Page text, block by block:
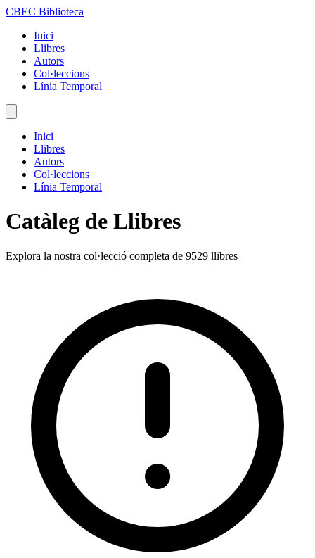
CBEC Biblioteca
Inici
Llibres
Autors
Col·leccions
Línia Temporal
Inici
Llibres
Autors
Col·leccions
Línia Temporal
Catàleg de Llibres
Explora la nostra col·lecció completa de 9529 llibres